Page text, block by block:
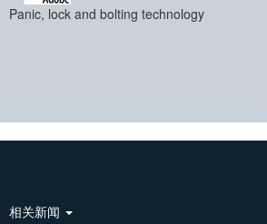
Panic, lock and bolting technology
相关新闻